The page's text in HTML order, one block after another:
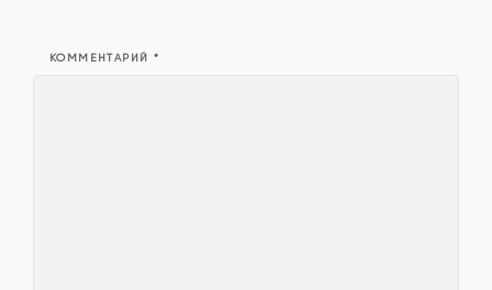
КОММЕНТАРИЙ *